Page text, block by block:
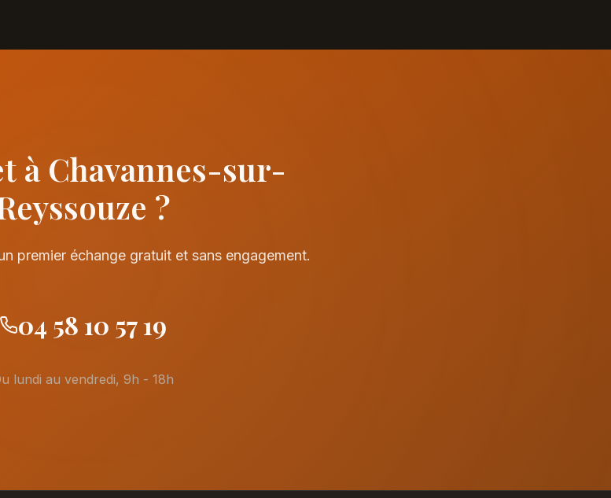
à Chavannes-sur-
?
premier échange gratuit et sans engagement.
04 58 10 57 19
lundi au vendredi, 9h - 18h